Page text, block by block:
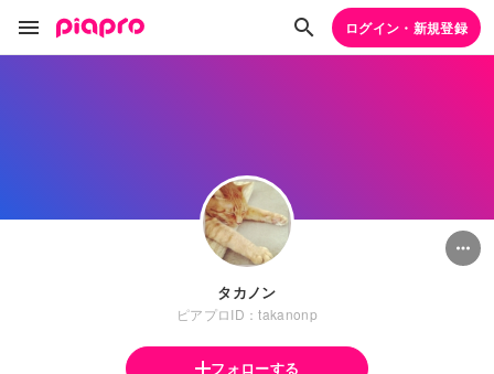
ログイン・新規登録
タカノン
ピアプロID：takanonp
フォローする